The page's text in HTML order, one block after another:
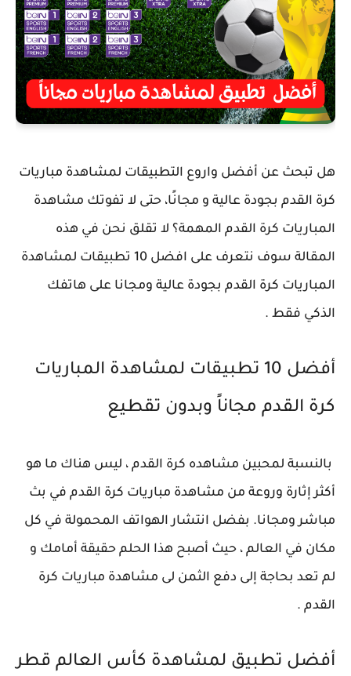
هل تبحث عن أفضل واروع التطبيقات لمشاهدة مباريات
كرة القدم بجودة عالية و مجانًا، حتى لا تفوتك مشاهدة
المباريات كرة القدم المهمة؟ لا تقلق نحن في هذه
المقالة سوف نتعرف على افضل 10 تطبيقات لمشاهدة
المباريات كرة القدم بجودة عالية ومجانا على هاتفك
الذكي فقط .
أفضل 10 تطبيقات لمشاهدة المباريات
كرة القدم مجاناً وبدون تقطيع
بالنسبة لمحبين مشاهده كرة القدم ، ليس هناك ما هو
أكثر إثارة وروعة من مشاهدة مباريات كرة القدم في بث
مباشر ومجانا. بفضل انتشار الهواتف المحمولة في كل
مكان في العالم ، حيث أصبح هذا الحلم حقيقة أمامك و
لم تعد بحاجة إلى دفع الثمن لى مشاهدة مباريات كرة
القدم .
أفضل تطبيق لمشاهدة كأس العالم قطر